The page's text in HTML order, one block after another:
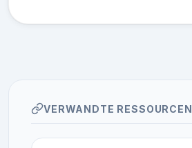
VERWANDTE RESSOURCEN